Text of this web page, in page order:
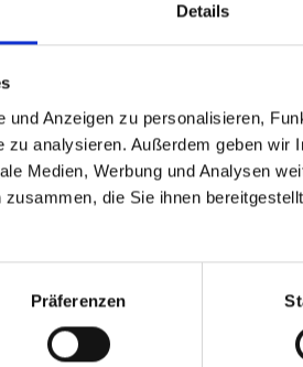
Details
und Anzeigen zu personalisieren,
zu analysieren. Außerdem geben wir
Medien, Werbung und Analysen
die Sie ihnen
Präferenzen
feierliche Einführung im
hat seine Berechtigung aus
liturgischer Dienst betont.
der Kirchenchöre
auf dass sie sich